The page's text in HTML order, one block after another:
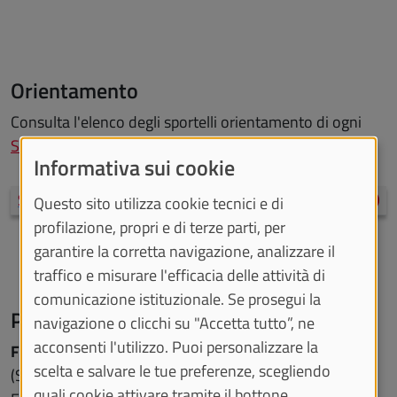
Orientamento
Consulta l'elenco degli sportelli orientamento di ogni
Scuola/Dipartimento.
Scopri di più
Post laurea
Formazione Insegnanti Scuola Secondaria
(Segreteria didattica CIFIS - Centro Interateneo
Informativa sui cookie
Questo sito utilizza cookie tecnici e di
profilazione, propri e di terze parti, per
garantire la corretta navigazione, analizzare il
traffico e misurare l'efficacia delle attività di
comunicazione istituzionale. Se prosegui la
navigazione o clicchi su "Accetta tutto”, ne
acconsenti l'utilizzo. Puoi personalizzare la
scelta e salvare le tue preferenze, scegliendo